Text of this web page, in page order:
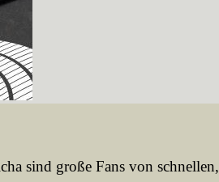
sind große Fans von